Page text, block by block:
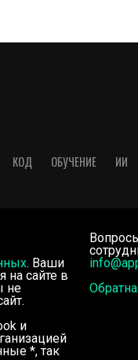
КОД ОБУЧЕНИЕ ИИ
. Ваши
на сайте в
не
и
*, так